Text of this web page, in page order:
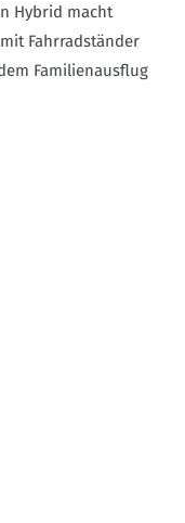
Hybrid macht
Fahrradständer
Familienausflug